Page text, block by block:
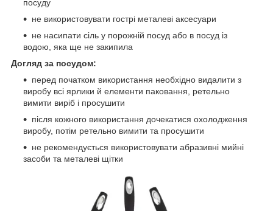
посуду
не використовувати гострі металеві аксесуари
не насипати сіль у порожній посуд або в посуд із
водою, яка ще не закипила
Догляд за посудом:
перед початком використання необхідно видалити з
виробу всі ярлики й елементи паковання, ретельно
вимити виріб і просушити
після кожного використання дочекатися охолодження
виробу, потім ретельно вимити та просушити
не рекомендується використовувати абразивні мийні
засоби та металеві щітки